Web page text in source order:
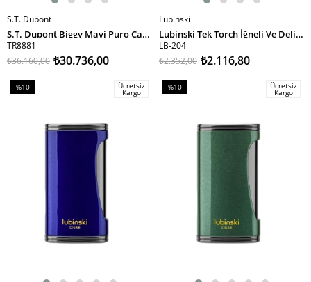
SEPETE EKLE
S.T. Dupont
S.T. Dupont Biggy Mavi Puro Çakmağı 25225
TR8881
₺30.736,00
₺36.160,00
SEPETE EKLE
Lubinski
Lubinski Tek Torch İğneli Ve Delicili Puro Çakmağı Gri LB-204
LB-204
₺2.116,80
₺2.352,00
%10
Ücretsiz
Kargo
%10
Ücretsiz
Kargo